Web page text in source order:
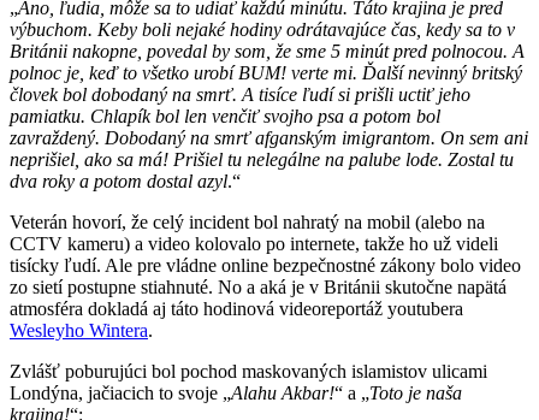
„Áno, ľudia, môže sa to udiať každú minútu. Táto krajina je pred
výbuchom. Keby boli nejaké hodiny odrátavajúce čas, kedy sa to v
Británii nakopne , povedal by som, že sme 5 minút pred polnocou. A
polnoc je, keď to všetko urobí BUM! verte mi. Ďalší nevinný britský
človek bol dobodaný na smrť. A tisíce ľudí si prišli uctiť jeho
pamiatku. Chlapík bol len venčiť svojho psa a potom bol
zavraždený. Dobodaný na smrť afganským imigrantom. On sem ani
neprišiel, ako sa má! Prišiel tu nelegálne na palube lode. Zostal tu
dva roky a potom dostal azyl.“
Veterán hovorí, že celý incident bol nahratý na mobil (alebo na
CCTV kameru) a video kolovalo po internete, takže ho už videli
tisícky ľudí. Ale pre vládne online bezpečnostné zákony bolo video
zo sietí postupne stiahnuté. No a aká je v Británii skutočne napätá
atmosféra dokladá aj táto hodinová videoreportáž youtubera
Wesleyho Wintera.
Zvlášť poburujúci bol pochod maskovaných islamistov ulicami
Londýna, jačiacich to svoje „Alahu Akbar!“ a „Toto je naša
krajina!“: